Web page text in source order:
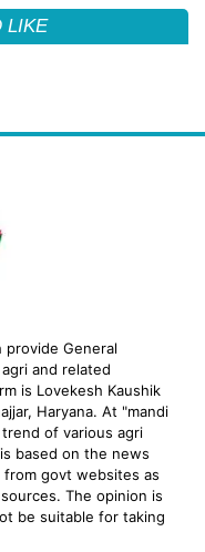
LIKE
provide General
and related
is Lovekesh Kaushik
Haryana. At "mandi
of various agri
based on the news
govt websites as
The opinion is
be suitable for taking